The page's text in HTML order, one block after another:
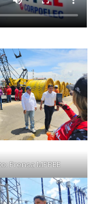
Prensa MPPEE